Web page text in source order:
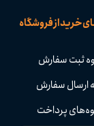
خرید از فروشگاه
ثبت سفارش
ارسال سفارش
پرداخت